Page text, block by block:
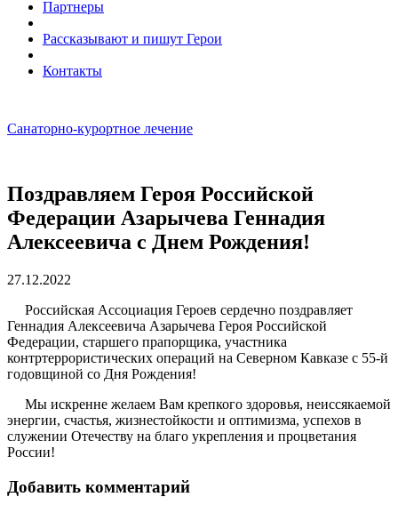
Партнеры
Рассказывают и пишут Герои
Контакты
Санаторно-курортное лечение
Поздравляем Героя Российской
Федерации Азарычева Геннадия
Алексеевича с Днем Рождения!
27.12.2022
Российская Ассоциация Героев сердечно поздравляет
Геннадия Алексеевича Азарычева Героя Российской
Федерации, старшего прапорщика, участника
контртеррористических операций на Северном Кавказе с 55-й
годовщиной со Дня Рождения!
Мы искренне желаем Вам крепкого здоровья, неиссякаемой
энергии, счастья, жизнестойкости и оптимизма, успехов в
служении Отечеству на благо укрепления и процветания
России!
Добавить комментарий